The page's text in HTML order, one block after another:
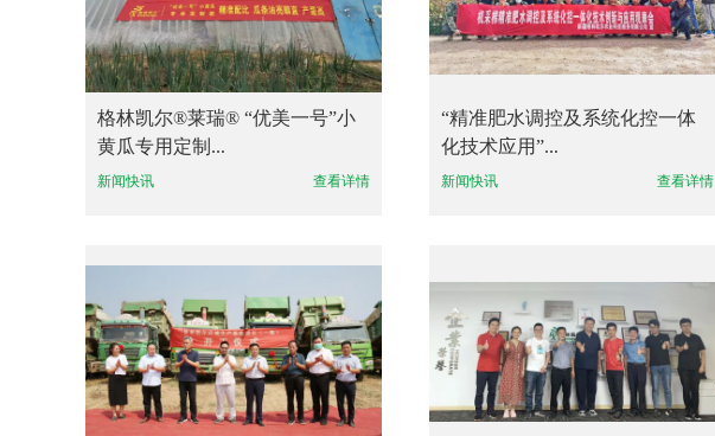
格林凯尔®莱瑞® “优美一号”小
黄瓜专用定制...
新闻快讯 查看详情
“精准肥水调控及系统化控一体
化技术应用”...
新闻快讯 查看详情